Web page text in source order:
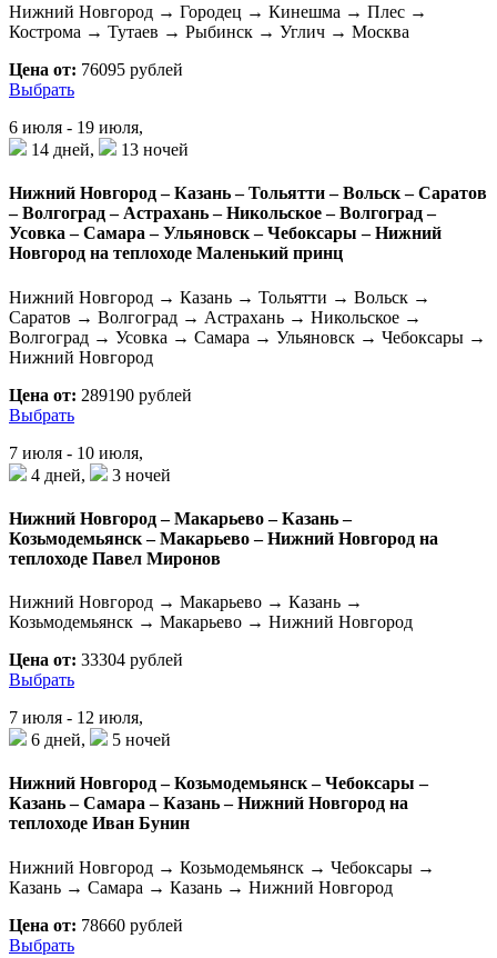
Нижний Новгород → Городец → Кинешма → Плес →
Кострома → Тутаев → Рыбинск → Углич → Москва
Цена от: 76095 рублей
Выбрать
6 июля - 19 июля,
14 дней,
13 ночей
Нижний Новгород – Казань – Тольятти – Вольск – Саратов
– Волгоград – Астрахань – Никольское – Волгоград –
Усовка – Самара – Ульяновск – Чебоксары – Нижний
Новгород на теплоходе Маленький принц
Нижний Новгород → Казань → Тольятти → Вольск →
Саратов → Волгоград → Астрахань → Никольское →
Волгоград → Усовка → Самара → Ульяновск → Чебоксары →
Нижний Новгород
Цена от: 289190 рублей
Выбрать
7 июля - 10 июля,
4 дней,
3 ночей
Нижний Новгород – Макарьево – Казань –
Козьмодемьянск – Макарьево – Нижний Новгород на
теплоходе Павел Миронов
Нижний Новгород → Макарьево → Казань →
Козьмодемьянск → Макарьево → Нижний Новгород
Цена от: 33304 рублей
Выбрать
7 июля - 12 июля,
6 дней,
5 ночей
Нижний Новгород – Козьмодемьянск – Чебоксары –
Казань – Самара – Казань – Нижний Новгород на
теплоходе Иван Бунин
Нижний Новгород → Козьмодемьянск → Чебоксары →
Казань → Самара → Казань → Нижний Новгород
Цена от: 78660 рублей
Выбрать